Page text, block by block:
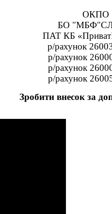
ОКПО
БО
ПАТ КБ
р/рахунок
р/рахунок
р/рахунок
р/рахунок
Зробити внесок за